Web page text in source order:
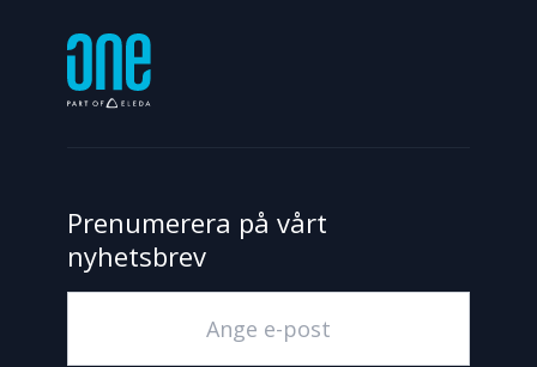
Prenumerera på vårt
nyhetsbrev